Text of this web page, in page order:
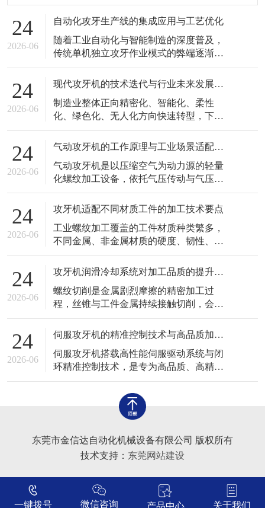
24
2026-06
自动化攻牙生产线的集成应用与工艺优化
随着工业自动化与智能制造的深度普及，
传统单机独立攻牙作业模式的弊端逐渐凸
显，工序分散、人工干预多、转运效率
低、品质一致性差的问题，难以适配现代
化智能工厂的一体化生产需求。自动化攻
牙生产线以攻牙机为核心加工单元，整合
自动上下料、智能输送、精准定位、碎屑
清理、成品分拣等辅助设备，形成全流程
闭环自动化
24
2026-06
现代攻牙机的技术迭代与行业未来发展趋势
制造业整体正向精密化、智能化、柔性
化、绿色化、无人化方向快速转型，下游
产业对螺纹加工的精度标准、品质稳定
性、生产效率、柔性适配能力的要求不断
提升，倒逼攻牙机行业持续开展技术迭代
与性能升级。传统老式攻牙机结构简单、
功能单一、参数粗放、智能化程度低，仅
能满足低标准、粗放式的普通螺纹加工需
求，已经难以
24
2026-06
气动攻牙机的工作原理与工业场景适配优势
气动攻牙机是以压缩空气为动力源的轻量
化螺纹加工设备，依托气压传动与气压调
控原理实现丝锥旋转切削作业，凭借结构
轻便、操作灵活、安全性高、环境适配性
移动式加工、现场修补、多品类小件加工
场景中应用广泛，与固定式自动化攻牙设
备形成良好互补，完善了工业螺纹加工设
备体系。
24
2026-06
攻牙机适配不同材质工件的加工技术要点
工业螺纹加工覆盖的工件材质种类繁多，
不同金属、非金属材质的硬度、韧性、延
展性、切削特性存在明显差异，对应的切
削阻力、摩擦系数、加工变形程度各不相
数加工各类工件，极易出现粘刀、毛刺、
牙型残缺、丝锥断裂、工件变形等加工缺
陷。熟练掌握攻牙机针对不同材质的适配
加工技术
24
2026-06
攻牙机润滑冷却系统对加工品质的提升作用
螺纹切削是金属剧烈摩擦的精密加工过
程，丝锥与工件金属持续接触切削，会产
生大量摩擦热量与细小金属碎屑，高温、
干摩擦、碎屑堆积是导致螺纹瑕疵、丝锥
磨损、工件变形的核心诱因。润滑冷却系
统作为攻牙机的重要辅助核心系统，承担
着降温、润滑、排屑、护刀、提亮螺纹表
面的重要作用，系统运行的稳定性与适配
24
2026-06
伺服攻牙机的精准控制技术与高品质加工优势
伺服攻牙机搭载高性能伺服驱动系统与闭
环精准控制技术，是专为高品质、高精度
螺纹加工打造的专用设备，有效解决了传
统普通攻牙机转速不稳、进给不同步、力
度不可控、螺距偏差、牙型粗糙等诸多问
题，广泛应用于高端精密零部件、高精度
是现代精密螺纹加工的核心主力设备之
一。 传
东莞市金信达自动化机械设备有限公司 版权所有
技术支持： 东莞网站建设
一键拨号 微信咨询 产品中心 关于我们